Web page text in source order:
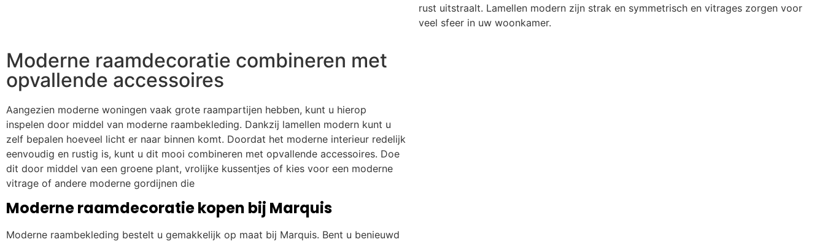
rust uitstraalt. Lamellen modern zijn strak en symmetrisch en vitrages zorgen voor
veel sfeer in uw woonkamer.
Moderne raamdecoratie combineren met
opvallende accessoires
Aangezien moderne woningen vaak grote raampartijen hebben, kunt u hierop
inspelen door middel van moderne raambekleding. Dankzij lamellen modern kunt u
zelf bepalen hoeveel licht er naar binnen komt. Doordat het moderne interieur redelijk
eenvoudig en rustig is, kunt u dit mooi combineren met opvallende accessoires. Doe
dit door middel van een groene plant, vrolijke kussentjes of kies voor een moderne
vitrage of andere moderne gordijnen die
Moderne raamdecoratie kopen bij Marquis
Moderne raambekleding bestelt u gemakkelijk op maat bij Marquis. Bent u benieuwd